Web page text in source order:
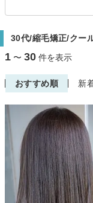
30代/縮毛矯正/クー
1 〜 30 件を表示
おすすめ順 新